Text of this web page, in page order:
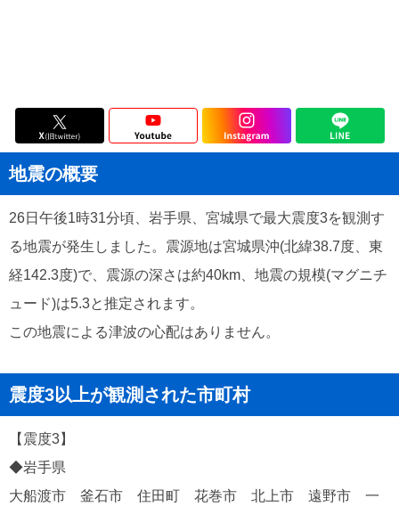
地震の概要
26日午後1時31分頃、岩手県、宮城県で最大震度3を観測す
る地震が発生しました。震源地は宮城県沖(北緯38.7度、東
経142.3度)で、震源の深さは約40km、地震の規模(マグニチ
ュード)は5.3と推定されます。
この地震による津波の心配はありません。
震度3以上が観測された市町村
【震度3】
◆岩手県
大船渡市 釜石市 住田町 花巻市 北上市 遠野市 一